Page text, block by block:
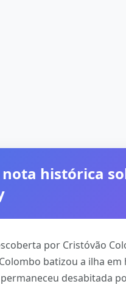
histórica
por Cristóvão
batizou a ilha
desabitada